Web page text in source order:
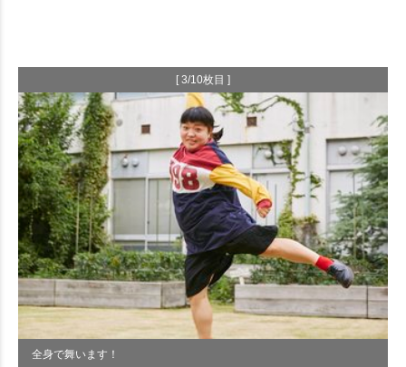
[ 3/10枚目 ]
全身で舞います！